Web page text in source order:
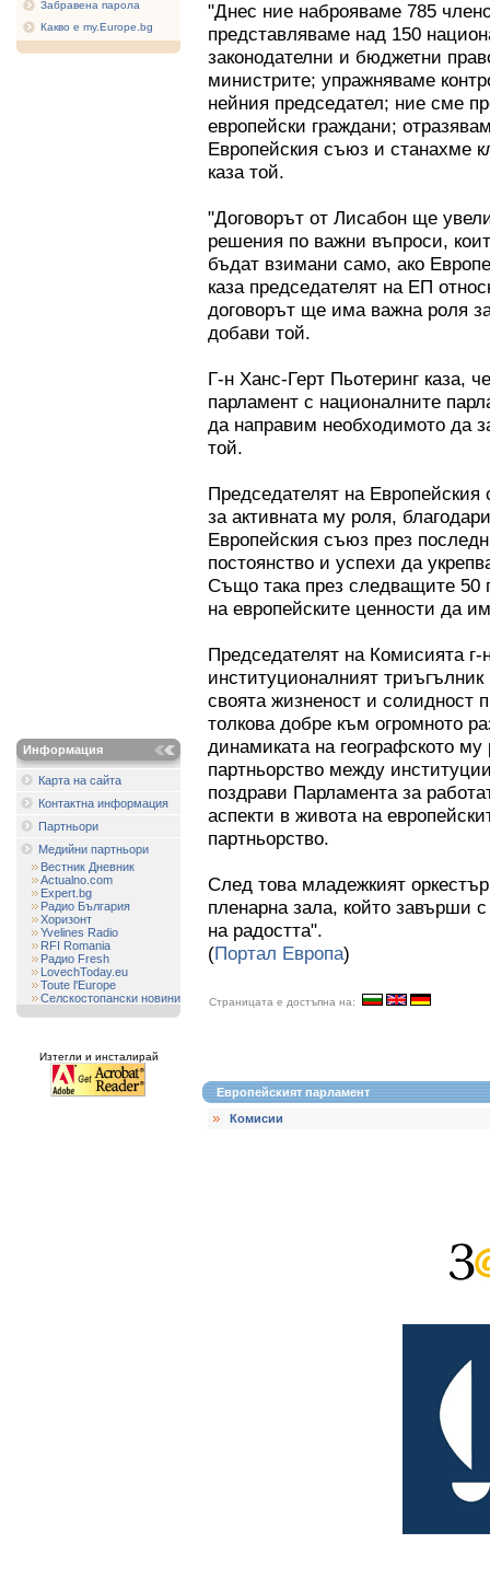
Забравена парола
Какво е my.Europe.bg
Информация
Карта на сайта
Контактна информация
Партньори
Медийни партньори
Вестник Дневник
Actualno.com
Expert.bg
Радио България
Хоризонт
Yvelines Radio
RFI Romania
Радио Fresh
LovechToday.eu
Toute l'Europe
Селскостопански новини
Изтегли и инсталирай
"Днес ние наброяваме 785
представляваме над 150
законодателни и бюджетни
министрите; упражняваме
нейния председател; ние сме
европейски граждани;
Европейския съюз и станахме
каза той.
"Договорът от Лисабон ще
решения по важни въпроси,
бъдат взимани само, ако
каза председателят на ЕП
договорът ще има важна роля
добави той.
Г-н Ханс-Герт Пьотеринг каза,
парламент с националните
да направим необходимото да
той.
Председателят на
за активната му роля,
Европейския съюз през
постоянство и успехи да
Също така през следващите 50
на европейските ценности да
Председателят на Комисията
институционалният
своята жизненост и солидност
толкова добре към огромното
динамиката на географското
партньорство между
поздрави Парламента за
аспекти в живота на
партньорство.
След това младежкият
пленарна зала, който завърши
на радостта".
(Портал Европа)
Страницата е достъпна на:
Европейският парламент
Комисии